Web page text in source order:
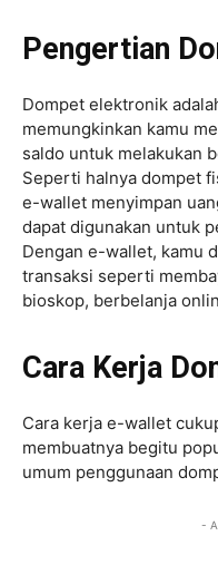
Pengertian
Dompet elektronik
memungkinkan kamu
saldo untuk melakukan
Seperti halnya dompet
e-wallet menyimpan
dapat digunakan untuk
Dengan e-wallet, kamu
transaksi seperti
bioskop, berbelanja
Cara Kerja
Cara kerja e-wallet
membuatnya begitu
umum penggunaan
-